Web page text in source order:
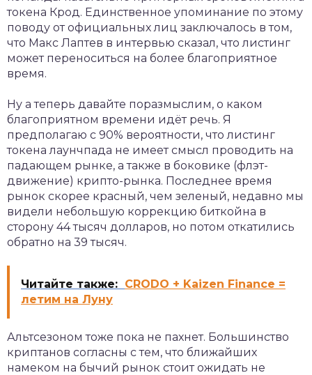
токена Крод. Единственное упоминание по этому
поводу от официальных лиц заключалось в том,
что Макс Лаптев в интервью сказал, что листинг
может переноситься на более благоприятное
время.
Ну а теперь давайте поразмыслим, о каком
благоприятном времени идёт речь. Я
предполагаю с 90% вероятности, что листинг
токена лаунчпада не имеет смысл проводить на
падающем рынке, а также в боковике (флэт-
движение) крипто-рынка. Последнее время
рынок скорее красный, чем зеленый, недавно мы
видели небольшую коррекцию биткойна в
сторону 44 тысяч долларов, но потом откатились
обратно на 39 тысяч.
Читайте также: CRODO + Kaizen Finance =
летим на Луну
Альтсезоном тоже пока не пахнет. Большинство
криптанов согласны с тем, что ближайших
намеком на бычий рынок стоит ожидать не